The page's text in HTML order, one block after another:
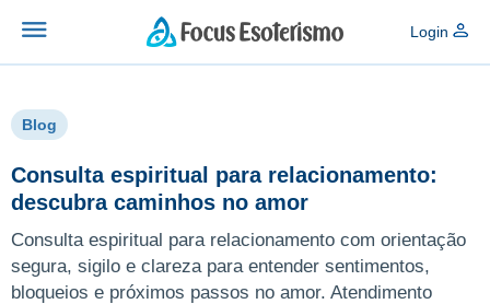
Login
Blog
Consulta espiritual para relacionamento:
descubra caminhos no amor
Consulta espiritual para relacionamento com orientação
segura, sigilo e clareza para entender sentimentos,
bloqueios e próximos passos no amor. Atendimento